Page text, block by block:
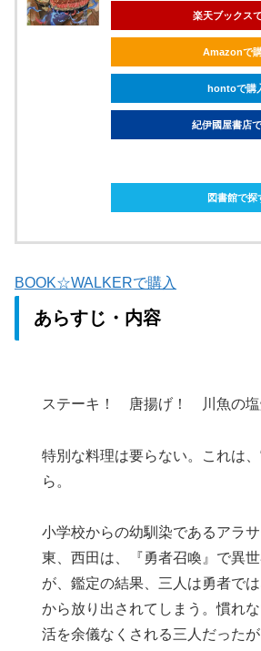
楽天ブックス
Amazonで
hontoで購
紀伊國屋書店
図書館で探
BOOK☆WALKERで購入
あらすじ・内容
ステーキ！ 唐揚げ！ 川魚の
特別な料理は要らない。これは、
ら。
小学校からの幼馴染であるアラサ
東、西田は、『勇者召喚』で異
が、鑑定の結果、三人は勇者で
から放り出されてしまう。慣れ
活を余儀なくされる三人だった